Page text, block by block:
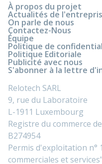
À propos du projet
Actualités de
On parle de nous
Contactez-Nous
Équipe
Politique de
Politique Editoriale
Publicité avec nous
S'abonner à la lettre
Relotech SARL
9, rue du Laboratoire
L-1911 Luxembourg
Registre du commerce
B274954
Permis d'exploitation n°
commerciales et